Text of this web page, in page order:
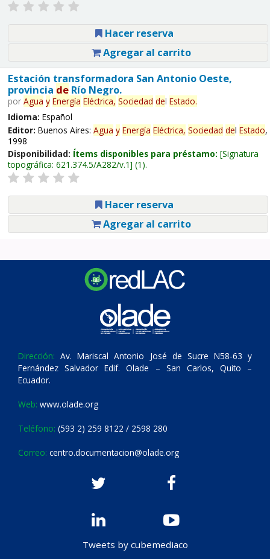
Hacer reserva
Agregar al carrito
Estación transformadora San Antonio Oeste,
provincia deRío Negro.
por Agua y Energía Eléctrica, Sociedad del Estado.
Idioma: Español
Editor: Buenos Aires: Agua y Energía Eléctrica, Sociedad del Estado,
1998
Disponibilidad: Ítems disponibles para préstamo: Signatura
topográfica: 621.374.5/A282/v.1 (1).
Hacer reserva
Agregar al carrito
Dirección: Av. Mariscal Antonio José de Sucre N58-63 y
Fernández Salvador Edif. Olade – San Carlos, Quito –
Ecuador.
Web: www.olade.org
Teléfono: (593 2) 259 8122 / 2598 280
Correo: centro.documentacion@olade.org
Tweets by cubemediaco